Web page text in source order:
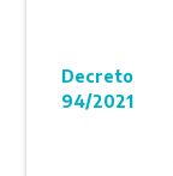
Decreto
94/2021